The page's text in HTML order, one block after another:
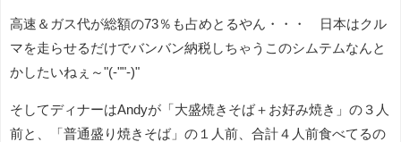
高速＆ガス代が総額の73％も占めとるやん・・・ 日本はクル
マを走らせるだけでバンバン納税しちゃうこのシムテムなんと
かしたいねぇ～"(-""-)"
そしてディナーはAndyが「大盛焼きそば＋お好み焼き」の３人
前と、「普通盛り焼きそば」の１人前、合計４人前食べてるの